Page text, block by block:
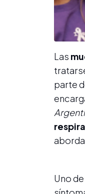
Las
parte
Uno